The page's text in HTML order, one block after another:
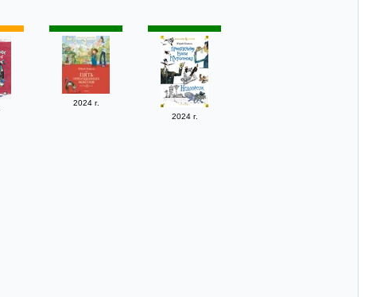
2024 г.
2024 г.